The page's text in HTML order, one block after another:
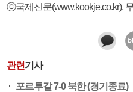
ⓒ국제신문(www.kookje.co.kr),
관련기사
포르투갈 7-0 북한 (경기종료)